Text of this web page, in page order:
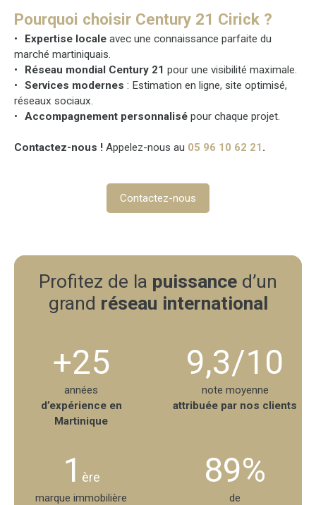
Pourquoi choisir Century 21 Cirick ?
Expertise locale avec une connaissance parfaite du
marché martiniquais.
Réseau mondial Century 21 pour une visibilité maximale.
Services modernes : Estimation en ligne, site optimisé,
réseaux sociaux.
Accompagnement personnalisé pour chaque projet.
Contactez-nous ! Appelez-nous au 05 96 10 62 21 .
Contactez-nous
Profitez de la puissance d’un
grand réseau international
+25
années
d’expérience en
Martinique
9,3/10
note moyenne
attribuée par nos clients
1 ère
marque immobilière
89%
de